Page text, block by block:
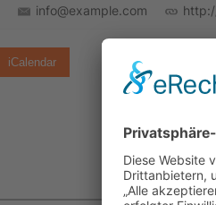
info@example.com
iCalendar